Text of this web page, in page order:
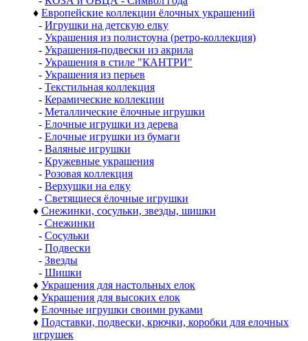
♦ Европейские коллекции ёлочных украшений
- Игрушки на детскую елку
- Украшения из полистоуна (ретро-коллекция)
- Украшения-подвески из акрила
- Украшения в стиле "КАНТРИ"
- Украшения из перьев
- Текстильная коллекция
- Керамические коллекции
- Металлические ёлочные игрушки
- Елочные игрушки из дерева
- Елочные игрушки из бумаги
- Валяные игрушки
- Кружевные украшения
- Розовая коллекция
- Верхушки на елку
- Светящиеся ёлочные игрушки
♦ Снежинки, сосульки, звезды, шишки
- Снежинки
- Сосульки
- Подвески
- Звезды
- Шишки
♦ Украшения для настольных елок
♦ Украшения для высоких елок
♦ Елочные игрушки своими руками
♦ Подставки, подвески, крючки, коробки для елочных
игрушек